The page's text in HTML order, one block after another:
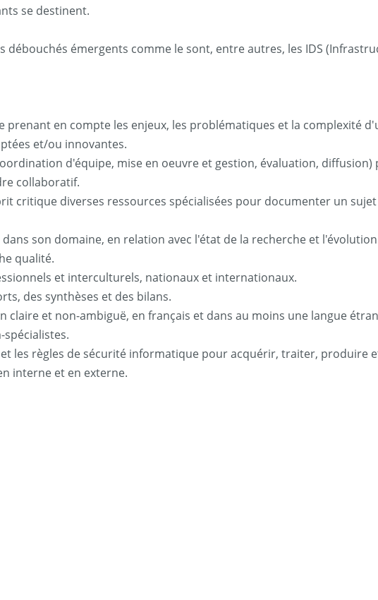
se destinent.
émergents comme le sont, entre autres, les IDS
prenant en compte les enjeux, les problématiques et la complexité
et/ou innovantes.
d'équipe, mise en oeuvre et gestion, évaluation, diffusion)
collaboratif.
critique diverses ressources spécialisées pour documenter un
son domaine, en relation avec l'état de la recherche et
qualité.
et interculturels, nationaux et internationaux.
des synthèses et des bilans.
claire et non-ambiguë, en français et dans au moins une langue
les règles de sécurité informatique pour acquérir, traiter, produire
interne et en externe.